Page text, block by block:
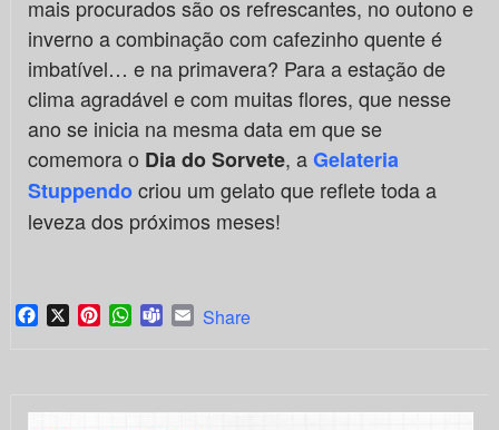
mais procurados são os refrescantes, no outono e
inverno a combinação com cafezinho quente é
imbatível… e na primavera? Para a estação de
clima agradável e com muitas flores, que nesse
ano se inicia na mesma data em que se
comemora o Dia do Sorvete, aGelateria
Stuppendocriou um gelato que reflete toda a
leveza dos próximos meses!
Facebook
X PinterestWhatsApp
TeamsEmail
Share